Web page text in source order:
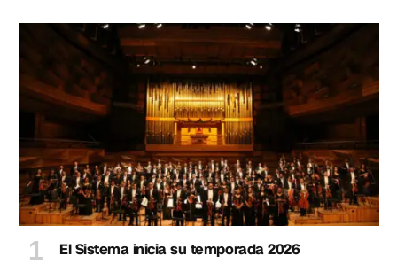
El Sistema inicia su temporada 2026